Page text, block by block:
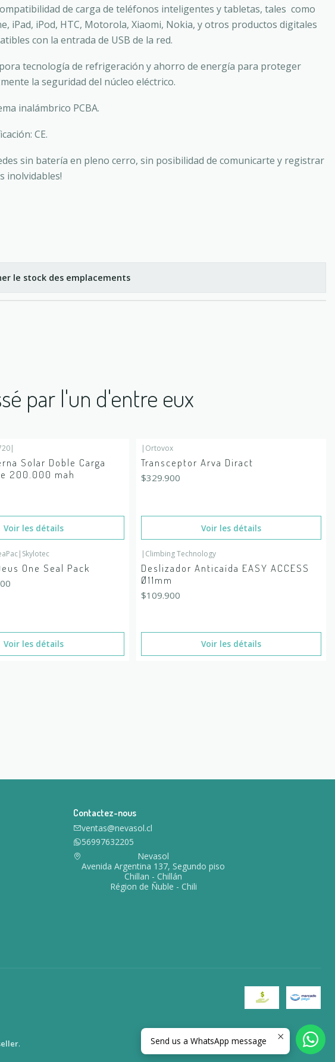
de carga de teléfonos inteligentes y tabletas, tales como
iPad, iPod, HTC, Motorola, Xiaomi, Nokia, y otros productos digitales
con la entrada de USB de la red.
tecnología de refrigeración y ahorro de energía para proteger
la seguridad del núcleo eléctrico.
inalámbrico PCBA.
CE.
sin batería en pleno cerro, sin posibilidad de comunicarte y registrar
inolvidables!
le stock des emplacements
par l'un d'entre eux
|
Solar Doble Carga
200.000 mah
Voir les détails
| Ortovox
Transceptor Arva Diract
$329.900
Voir les détails
| Skylotec
One Seal Pack
Voir les détails
En rupture de stock
| Climbing Technology
Deslizador Anticaída EASY ACCESS
Ø11mm
$109.900
Voir les détails
Contactez-nous
ventas@nevasol.cl
56997632205
Nevasol
Avenida Argentina 137, Segundo piso
Chillan - Chillán
Région de Ñuble - Chili
. Send us a WhatsApp message